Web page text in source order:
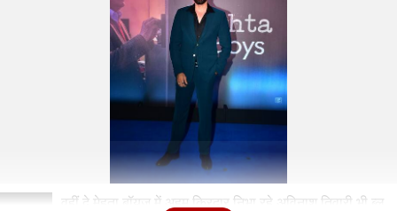
वहीं दे मेहता बॉयज में अहम किरदार निभा रहे अविनाश तिवारी भी ब्लू